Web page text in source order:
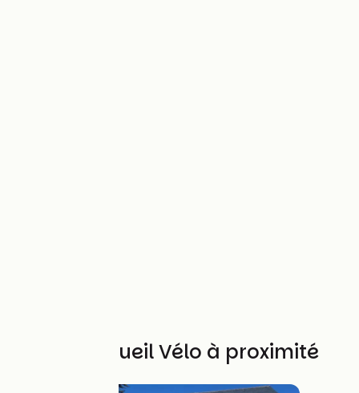
Autres Accueil Vélo à proximité